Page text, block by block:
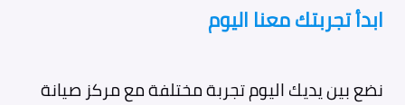
ابدأ تجربتك معنا اليوم
نضع بين يديك اليوم تجربة مختلفة مع مركز صيانة